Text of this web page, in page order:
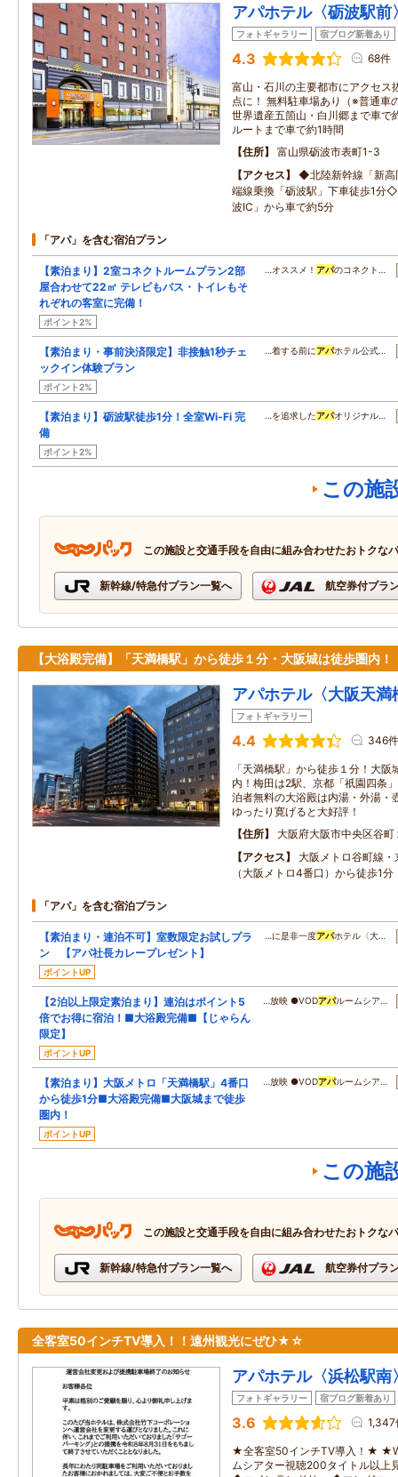
アパホテル〈砺波駅前
フォトギャラリー 宿ブログ新着あり
4.3 68件
富山・石川の主要都市にアクセス
点に！ 無料駐車場あり（※普通
世界遺産五箇山・白川郷まで車
ルートまで車で約1時間
住所
富山県砺波市表町1-3
アクセス
◆北陸新幹線「新
端線乗換「砺波駅」下車徒歩1分
波IC」から車で約5分
「アパ」を含む宿泊プラン
【素泊まり】2室コネクトルームプラン2部
屋合わせて22㎡ テレビもバス・トイレもそ
れぞれの客室に完備！
ポイント2%
…オススメ！ アパのコネクト…
【素泊まり・事前決済限定】非接触1秒チェ
ックイン体験プラン
ポイント2%
…着する前にアパホテル公式…
【素泊まり】砺波駅徒歩1分！全室Wi-Fi 完
備
ポイント2%
…を追求したアパオリジナル…
この施
この施設と交通手段を自由に組み合わせたおトクな
新幹線/特急付プラン一覧へ 航空券付プラ
【大浴殿完備】「天満橋駅」から徒歩１分・大阪城は徒歩圏内！
アパホテル〈大阪天満
フォトギャラリー
4.4 346件
「天満橋駅」から徒歩１分！大
内！梅田は2駅、京都「祇園四条
泊者無料の大浴殿は内湯・外湯・
ゆったり寛げると大好評！
住所
大阪府大阪市中央区谷町
アクセス
大阪メトロ谷町線
（大阪メトロ4番口）から徒歩1分
「アパ」を含む宿泊プラン
【素泊まり・連泊不可】室数限定お試しプラ
ン 【アパ社長カレープレゼント】
ポイントUP
…に是非一度アパホテル〈大…
【2泊以上限定素泊まり】連泊はポイント5
倍でお得に宿泊！■大浴殿完備■【じゃらん
限定】
ポイントUP
…放映 ●VODアパルームシア…
【素泊まり】大阪メトロ「天満橋駅」4番口
から徒歩1分■大浴殿完備■大阪城まで徒歩
圏内！
ポイントUP
…放映 ●VODアパルームシア…
この施
この施設と交通手段を自由に組み合わせたおトクな
新幹線/特急付プラン一覧へ 航空券付プラ
全客室50インチTV導入！！遠州観光にぜひ★☆
アパホテル〈浜松駅南
フォトギャラリー 宿ブログ新着あり
3.6 1,347
★全客室50インチTV導入！★
ムシアター視聴200タイトル以上